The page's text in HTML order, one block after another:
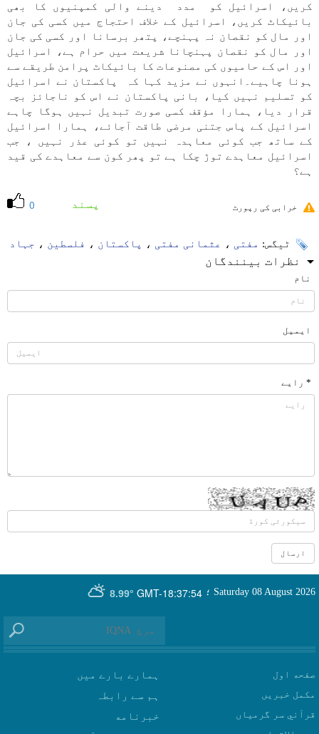
کریں، اسرائیل کو مدد دینے والی کمپنیوں کا بھی
بائیکاٹ کریں، اسرائیل کے خلاف احتجاج میں کسی کی جان
اور مال کو نقصان نہ پہنچے، پتھر برسانا اور کسی کی جان
اور مال کو نقصان پہنچانا شریعت میں حرام ہے، اسرائیل
اور اس کے حامیوں کی مصنوعات کا بائیکاٹ پرامن طریقے سے
ہونا چاہیے۔انہوں نے مزید کہا کہ پاکستان نے اسرائیل
کو تسلیم نہیں کیا، بانی پاکستان نے اس کو ناجائز بچہ
قرار دیا، ہمارا مؤقف کسی صورت تبدیل نہیں ہوگا چاہے
اسرائیل کے پاس جتنی مرضی طاقت آجائے، ہمارا اسرائیل
کے ساتھ جب کوئی معاہدہ نہیں تو کوئی عذر نہیں ، جب
اسرائیل معاہدے توڑ چکا ہے تو پھر کون سے معاہدے کی قید
ہے؟
0 پسند خرابی کی رپورٹ
ٹیگس: مفتی ، عثمانی مفتی ، پاکستان ، فلسطین ، جہاد
نظرات بینندگان
نام
ایمیل
* رایے
GMT-18:37:54
8.99° Saturday 08 August 2026 ؛
صفحه اول
مکمل خبریں
قرآني سر گرمياں
ہمارے بارے میں
ہم سے رابطہ